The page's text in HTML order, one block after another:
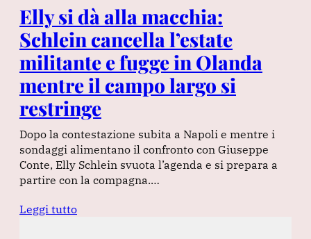
Elly si dà alla macchia:
Schlein cancella l’estate
militante e fugge in Olanda
mentre il campo largo si
restringe
Dopo la contestazione subita a Napoli e mentre i
sondaggi alimentano il confronto con Giuseppe
Conte, Elly Schlein svuota l’agenda e si prepara a
partire con la compagna.…
Leggi tutto